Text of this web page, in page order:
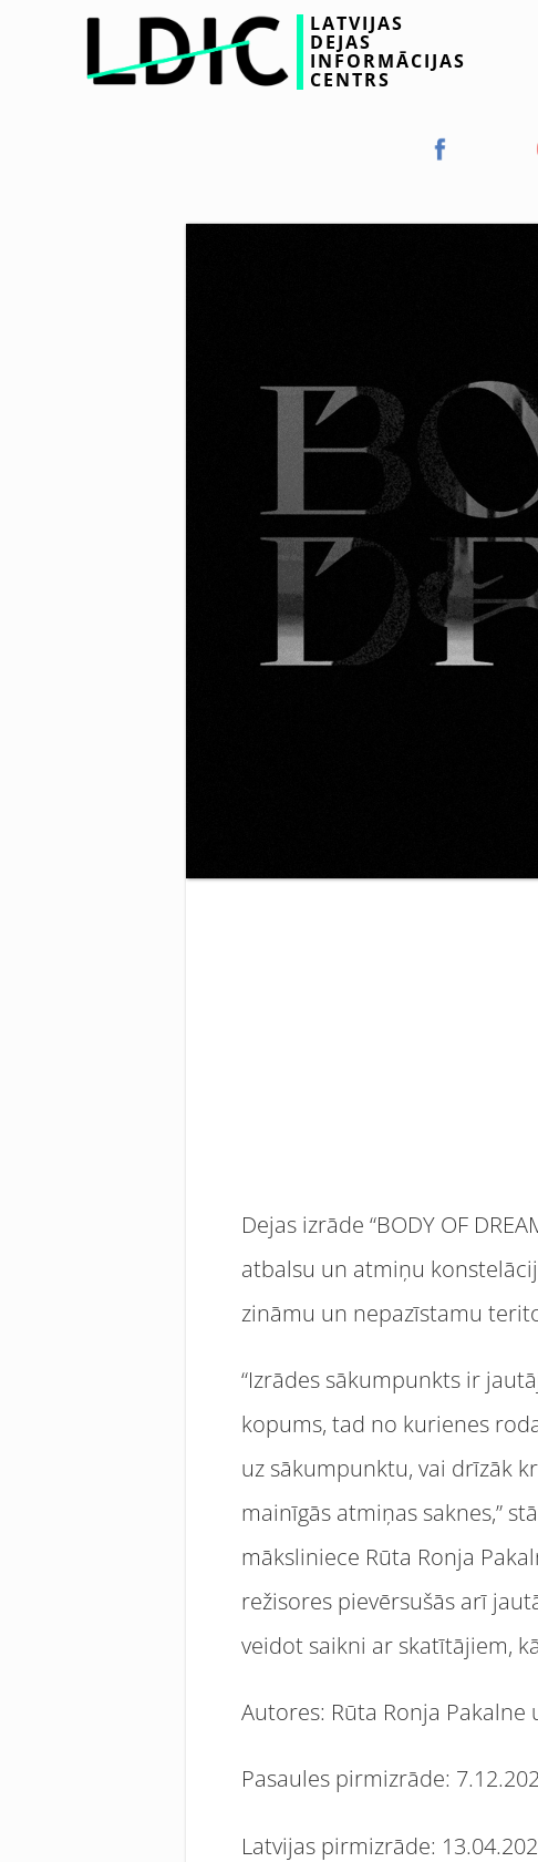
LATVIJAS
DEJAS
INFORMĀCIJAS
CENTRS
Dejas izrāde “BODY OF
atbalsu un atmiņu
zināmu un nepazīstamu
“Izrādes sākumpunkts ir
kopums, tad no kurienes
uz sākumpunktu, vai drīzāk
mainīgās atmiņas saknes,”
māksliniece Rūta Ronja
režisores pievērsušās arī
veidot saikni ar skatītājiem,
Autores: Rūta Ronja Pakalne
Pasaules pirmizrāde:
Latvijas pirmizrāde: